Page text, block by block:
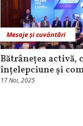
Mesaje și cuvântări
Bătrânețea activă,
înțelepciune și
17 Noi, 2025